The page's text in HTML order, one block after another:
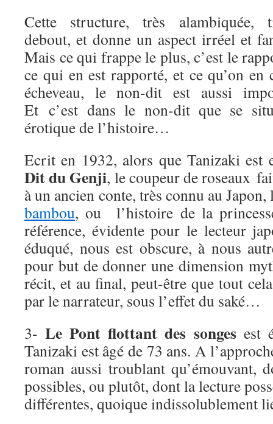
Cette structure, très alambiquée,
debout, et donne un aspect irréel et
Mais ce qui frappe le plus, c’est le
ce qui en est rapporté, et ce qu’on
écheveau, le non-dit est aussi
Et c’est dans le non-dit que se
érotique de l’histoire…
Ecrit en 1932, alors que Tanizaki est
Dit du Genji, le coupeur de roseaux
à un ancien conte, très connu au
bambou, ou l’histoire de la
référence, évidente pour le lecteur
éduqué, nous est obscure, à nous
pour but de donner une dimension
récit, et au final, peut-être que tout
par le narrateur, sous l’effet du saké…
3-Le Pont flottant des songesest
Tanizaki est âgé de 73 ans. A
roman aussi troublant qu’émouvant,
possibles, ou plutôt, dont la lecture
différentes, quoique indissolublement